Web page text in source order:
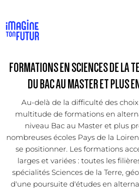
FORMATIONS EN SCIENCES DE LA
DU BAC AU MASTER ET PLUS
Au-delà de la difficulté des
multitude de formations en
niveau Bac au Master et plus
nombreuses écoles Pays de la
se positionner. Les formations
larges et variées : toutes les
spécialités Sciences de la Terre,
d'une poursuite d'études en